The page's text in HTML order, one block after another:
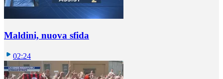
Maldini, nuova sfida
02:24